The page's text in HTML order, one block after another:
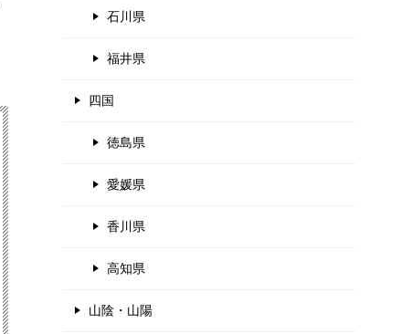
石川県
福井県
四国
徳島県
愛媛県
香川県
高知県
山陰・山陽